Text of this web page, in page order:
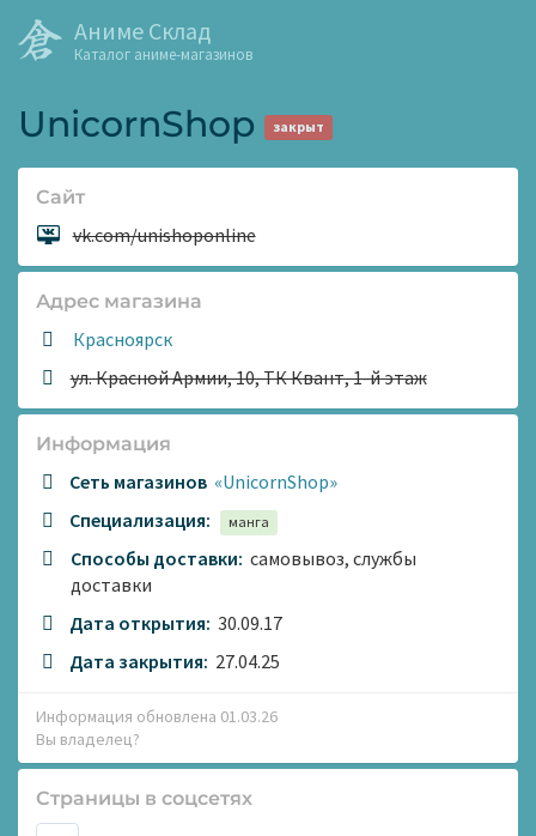
Аниме Склад
Каталог аниме-магазинов
UnicornShop закрыт
Сайт
Сайт:
vk.com/unishoponline
Адрес магазина
Красноярск
ул. Красной Армии, 10, ТК Квант, 1-й этаж
Информация
Сеть магазинов «UnicornShop»
Специализация:
манга
Способы доставки: самовывоз, службы
доставки
Дата открытия: 30.09.17
Дата закрытия: 27.04.25
Информация обновлена 01.03.26
Вы владелец?
Страницы в соцсетях